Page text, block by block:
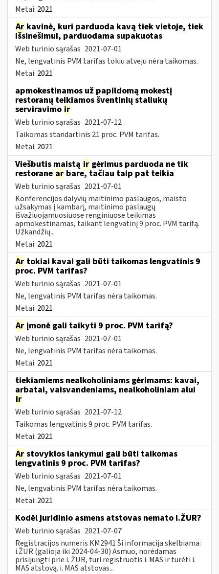
Metai: 2021
Ar kavinė, kuri parduoda kavą tiek vietoje, tiek
išsinešimui, parduodama supakuotas
Web turinio sąrašas 2021-07-01
Ne, lengvatinis PVM tarifas tokiu atveju nėra taikomas.
Metai: 2021
apmokestinamos už papildomą mokestį
restoranų teikiamos šventinių staliukų
serviravimo ir
Web turinio sąrašas 2021-07-12
Taikomas standartinis 21 proc. PVM tarifas.
Metai: 2021
Viešbutis maistą ir gėrimus parduoda ne tik
restorane ar bare, tačiau taip pat teikia
Web turinio sąrašas 2021-07-01
Konferencijos dalyvių maitinimo paslaugos, maisto
užsakymas į kambarį, maitinimo paslaugų
išvažiuojamuosiuose renginiuose teikimas
apmokestinamas, taikant lengvatinį 9 proc. PVM tarifą.
Užkandžių...
Metai: 2021
Ar tokiai kavai gali būti taikomas lengvatinis 9
proc. PVM tarifas?
Web turinio sąrašas 2021-07-01
Ne, lengvatinis PVM tarifas nėra taikomas.
Metai: 2021
Ar įmonė gali taikyti 9 proc. PVM tarifą?
Web turinio sąrašas 2021-07-01
Ne, lengvatinis PVM tarifas nėra taikomas.
Metai: 2021
tiekiamiems nealkoholiniams gėrimams: kavai,
arbatai, vaisvandeniams, nealkoholiniam alui
ir
Web turinio sąrašas 2021-07-12
Taikomas lengvatinis 9 proc. PVM tarifas.
Metai: 2021
Ar stovyklos lankymui gali būti taikomas
lengvatinis 9 proc. PVM tarifas?
Web turinio sąrašas 2021-07-01
Ne, lengvatinis PVM tarifas nėra taikomas.
Metai: 2021
Kodėl juridinio asmens atstovas nemato i.ŽUR?
Web turinio sąrašas 2021-07-07
Registracijos numeris KM2941 Ši informacija skelbiama:
i.ŽUR (galioja iki 2024-04-30) Asmuo, norėdamas
prisijungti prie i. ŽUR, turi registruotis i. MAS ir turėti i.
MAS atstovą. i. MAS atstovas...